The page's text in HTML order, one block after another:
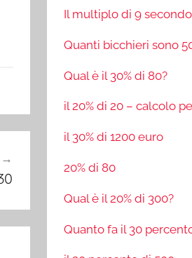
Il multiplo di 9
Quanti bicchieri sono
Qual è il 30% di 80?
il 20% di 20 – calcolo
il 30% di 1200 euro
20% di 80
Qual è il 20% di 300?
Quanto fa il 30